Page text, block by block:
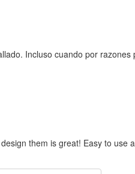
Incluso cuando por
them is great! Easy to use